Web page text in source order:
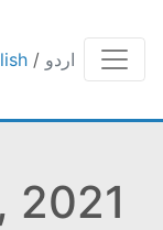
/ اردو
2021